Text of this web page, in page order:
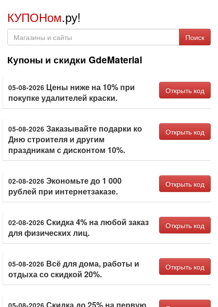
КУПОНом.ру!
Поиск
Купоны и скидки GdeMaterial
05-08-2026 Цены ниже на 10% при
покупке удалителей краски.
Открыть код
05-08-2026 Заказывайте подарки ко
Дню строителя и другим
праздникам с дисконтом 10%.
Открыть код
02-08-2026 Экономьте до 1 000
рублей при интернетзаказе.
Открыть код
02-08-2026 Скидка 4% на любой заказ
для физических лиц.
Открыть код
05-08-2026 Всё для дома, работы и
отдыха со скидкой 20%.
Открыть код